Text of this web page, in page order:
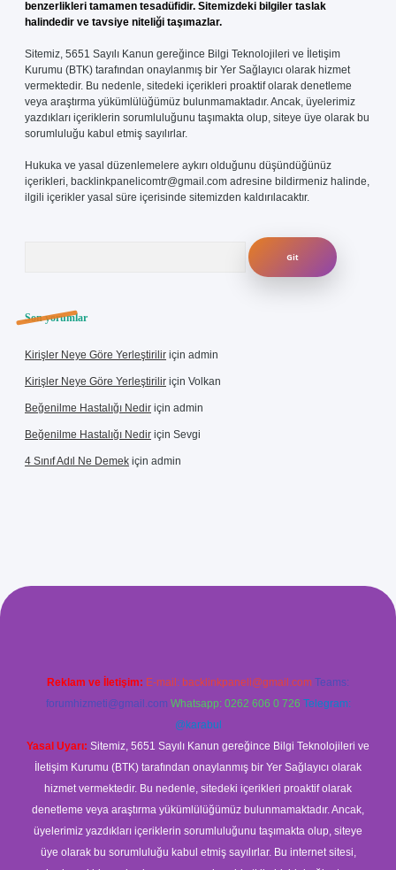
benzerlikleri tamamen tesadüfidir. Sitemizdeki bilgiler taslak
halindedir ve tavsiye niteliği taşımazlar.
Sitemiz, 5651 Sayılı Kanun gereğince Bilgi Teknolojileri ve İletişim
Kurumu (BTK) tarafından onaylanmış bir Yer Sağlayıcı olarak hizmet
vermektedir. Bu nedenle, sitedeki içerikleri proaktif olarak denetleme
veya araştırma yükümlülüğümüz bulunmamaktadır. Ancak, üyelerimiz
yazdıkları içeriklerin sorumluluğunu taşımakta olup, siteye üye olarak bu
sorumluluğu kabul etmiş sayılırlar.
Hukuka ve yasal düzenlemelere aykırı olduğunu düşündüğünüz
içerikleri, backlinkpanelicomtr@gmail.com adresine bildirmeniz halinde,
ilgili içerikler yasal süre içerisinde sitemizden kaldırılacaktır.
Son yorumlar
Kirişler Neye Göre Yerleştirilir için admin
Kirişler Neye Göre Yerleştirilir için Volkan
Beğenilme Hastalığı Nedir için admin
Beğenilme Hastalığı Nedir için Sevgi
4 Sınıf Adıl Ne Demek için admin
giriş
Reklam ve İletişim: E-mail: backlinkpaneli@gmail.com Teams:
forumhizmeti@gmail.com Whatsapp: 0262 606 0 726 Telegram:
@karabul
Yasal Uyarı: Sitemiz, 5651 Sayılı Kanun gereğince Bilgi Teknolojileri ve
İletişim Kurumu (BTK) tarafından onaylanmış bir Yer Sağlayıcı olarak
hizmet vermektedir. Bu nedenle, sitedeki içerikleri proaktif olarak
denetleme veya araştırma yükümlülüğümüz bulunmamaktadır. Ancak,
üyelerimiz yazdıkları içeriklerin sorumluluğunu taşımakta olup, siteye
üye olarak bu sorumluluğu kabul etmiş sayılırlar. Bu internet sitesi,